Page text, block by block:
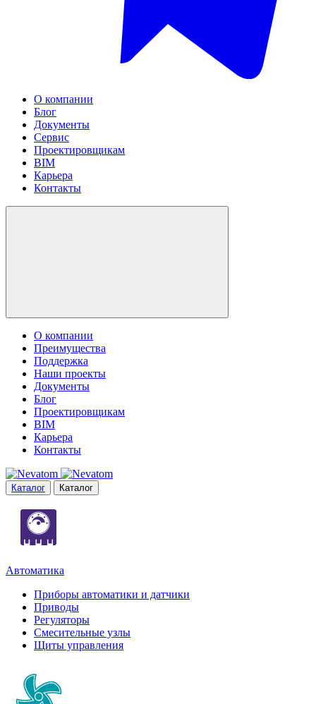
О компании
Блог
Документы
Сервис
Проектировщикам
BIM
Карьера
Контакты
О компании
Преимущества
Поддержка
Наши проекты
Документы
Блог
Проектировщикам
BIM
Карьера
Контакты
Каталог Каталог
Автоматика
Приборы автоматики и датчики
Приводы
Регуляторы
Смесительные узлы
Щиты управления